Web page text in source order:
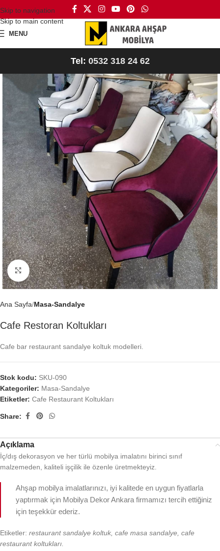
Skip to navigation
Skip to main content
MENU
Tel: 0532 318 24 62
Büyütmek için tıklayın
Ana Sayfa Masa-Sandalye
Cafe Restoran Koltukları
Cafe bar restaurant sandalye koltuk modelleri.
Stok kodu: SKU-090
Kategoriler: Masa-Sandalye
Etiketler: Cafe Restaurant Koltukları
Share:
Açıklama
İç/dış dekorasyon ve her türlü mobilya imalatını birinci sınıf
malzemeden, kaliteli işçilik ile özenle üretmekteyiz.
Ahşap mobilya imalatlarınızı, iyi kalitede en uygun fiyatlarla
yaptırmak için Mobilya Dekor Ankara firmamızı tercih ettiğiniz
için teşekkür ederiz.
Etiketler: restaurant sandalye koltuk, cafe masa sandalye, cafe
restaurant koltukları.